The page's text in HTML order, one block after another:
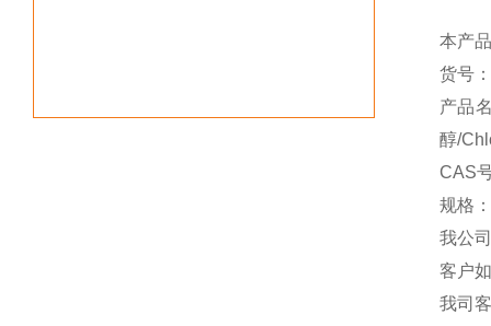
本产
货号
产品
醇/
CAS
规格
我公
客户
我司